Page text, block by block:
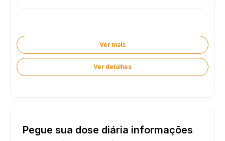
Ver mais
Ver detalhes
Pegue sua dose diária informações